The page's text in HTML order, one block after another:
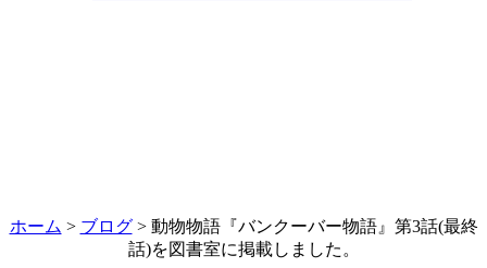
ホーム > ブログ> 動物物語『バンクーバー物語』第3話(最終
話)を図書室に掲載しました。